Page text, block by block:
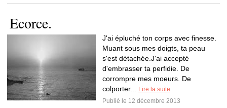
Ecorce.
J'ai épluché ton corps avec finesse.
Muant sous mes doigts, ta peau
s'est détachée.J'ai accepté
d'embrasser ta perfidie. De
corrompre mes moeurs. De
colporter...
Lire la suite
Publié le 12 décembre 2013